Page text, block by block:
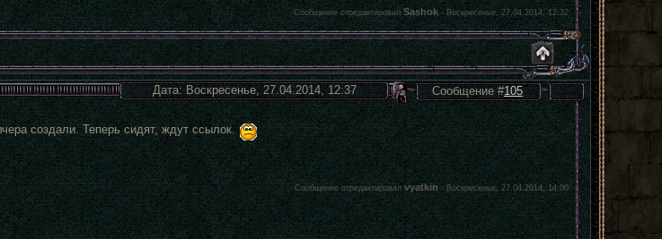
Сообщение отредактировалSashok- Воскресенье, 27.04.2014, 12:32
Дата: Воскресенье, 27.04.2014, 12:37 Сообщение #105
создали. Теперь сидят, ждут ссылок.
Сообщение отредактировалvyatkin -Воскресенье, 27.04.2014, 14:00